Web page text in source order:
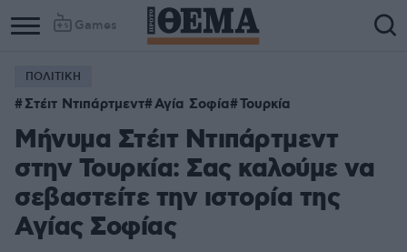
Games
ΠΟΛΙΤΙΚΗ
Στέιτ Ντιπάρτμεντ Αγία Σοφία Τουρκία
Μήνυμα Στέιτ Ντιπάρτμεντ
στην Τουρκία: Σας καλούμε να
σεβαστείτε την ιστορία της
Αγίας Σοφίας